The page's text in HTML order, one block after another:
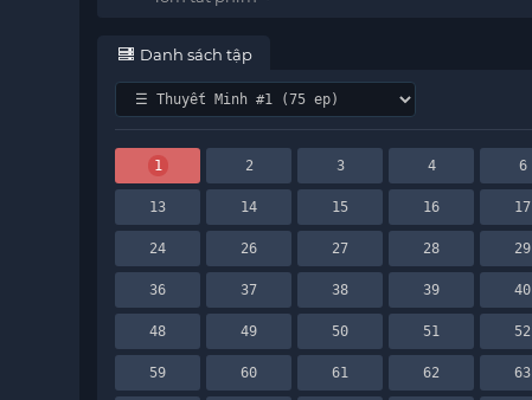
Danh sách tập
1 2 3 4 6
13 14 15 16 17
24 26 27 28 29
36 37 38 39 40
48 49 50 51 52
59 60 61 62 63